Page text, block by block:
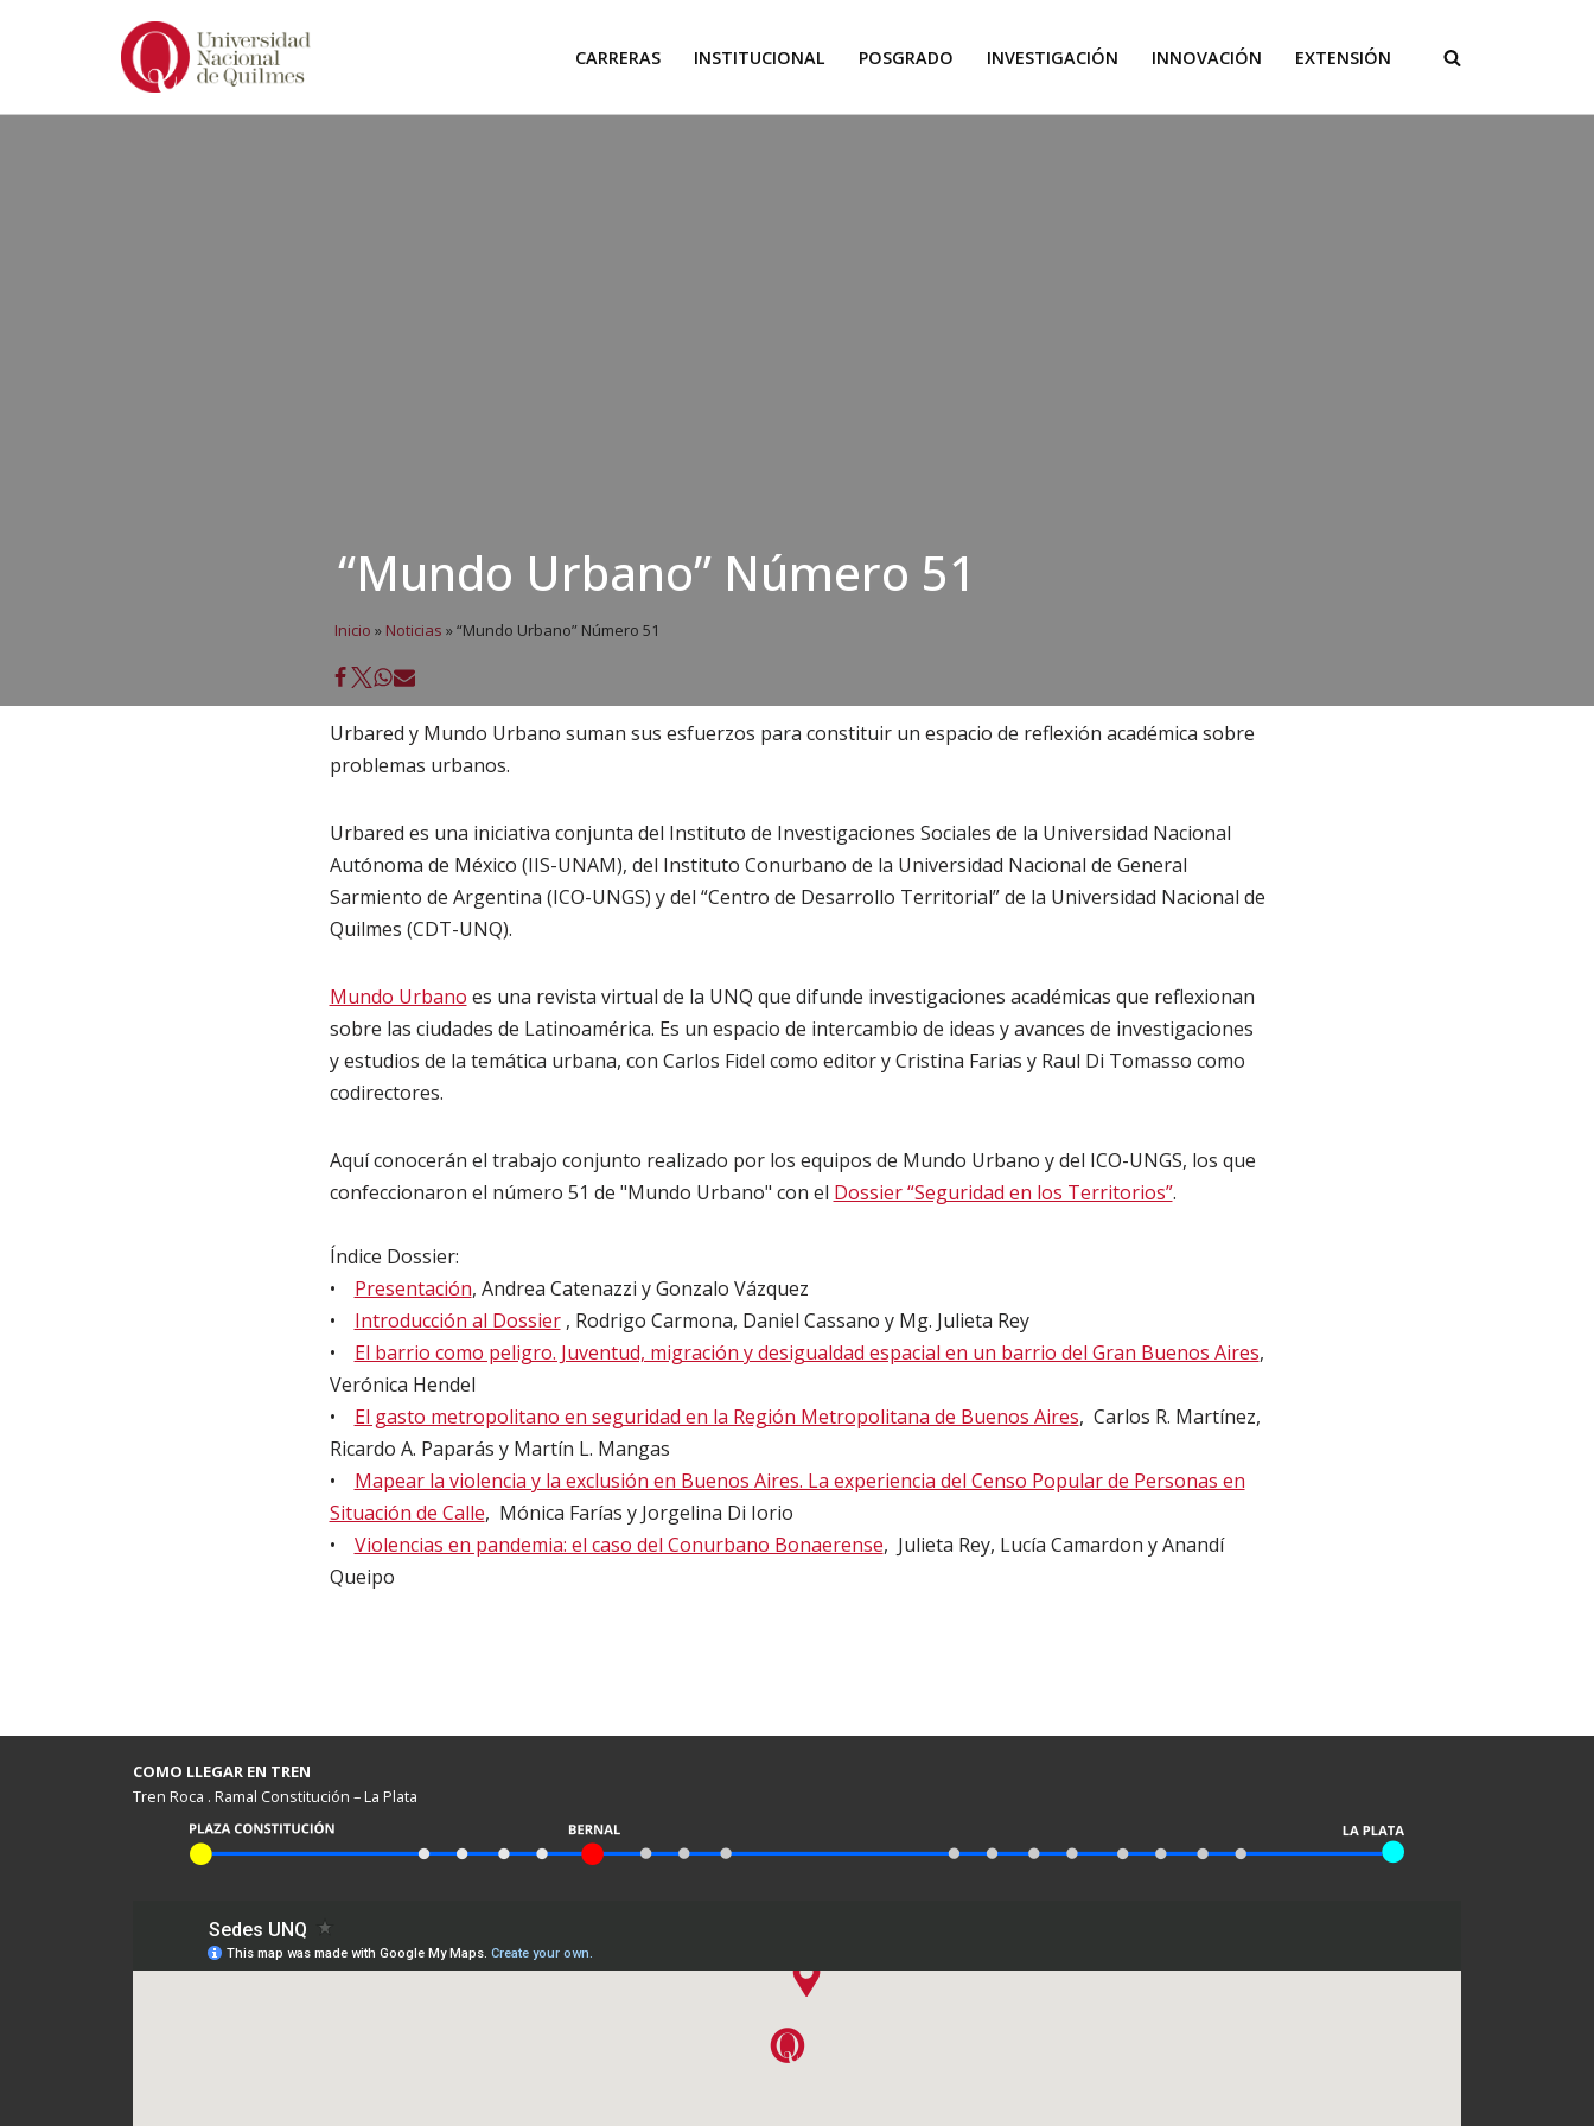
CARRERAS INSTITUCIONAL POSGRADO INVESTIGACIÓN INNOVACIÓN EXTENSIÓN
“Mundo Urbano” Número 51
Inicio » Noticias »“Mundo Urbano” Número 51
Urbared y Mundo Urbano suman sus esfuerzos para constituir un espacio de reflexión académica sobre
problemas urbanos.
Urbared es una iniciativa conjunta del Instituto de Investigaciones Sociales de la Universidad Nacional
Autónoma de México (IIS-UNAM), del Instituto Conurbano de la Universidad Nacional de General
Sarmiento de Argentina (ICO-UNGS) y del “Centro de Desarrollo Territorial” de la Universidad Nacional de
Quilmes (CDT-UNQ).
Mundo Urbano es una revista virtual de la UNQ que difunde investigaciones académicas que reflexionan
sobre las ciudades de Latinoamérica. Es un espacio de intercambio de ideas y avances de investigaciones
y estudios de la temática urbana, con Carlos Fidel como editor y Cristina Farias y Raul Di Tomasso como
codirectores.
Aquí conocerán el trabajo conjunto realizado por los equipos de Mundo Urbano y del ICO-UNGS, los que
confeccionaron el número 51 de "Mundo Urbano" con el Dossier “Seguridad en los Territorios”.
Índice Dossier:
• Presentación, Andrea Catenazzi y Gonzalo Vázquez
• Introducción al Dossier, Rodrigo Carmona, Daniel Cassano y Mg. Julieta Rey
• El barrio como peligro. Juventud, migración y desigualdad espacial en un barrio del Gran Buenos Aires,
Verónica Hendel
• El gasto metropolitano en seguridad en la Región Metropolitana de Buenos Aires, Carlos R. Martínez,
Ricardo A. Paparás y Martín L. Mangas
• Mapear la violencia y la exclusión en Buenos Aires. La experiencia del Censo Popular de Personas en
Situación de Calle, Mónica Farías y Jorgelina Di Iorio
• Violencias en pandemia: el caso del Conurbano Bonaerense, Julieta Rey, Lucía Camardon y Anandí
Queipo
COMO LLEGAR EN TREN
Tren Roca . Ramal Constitución – La Plata